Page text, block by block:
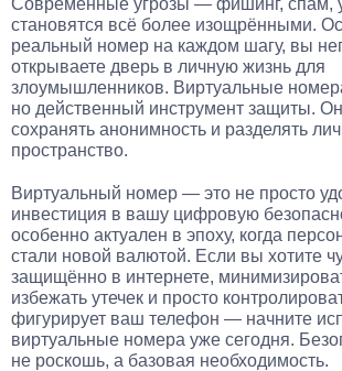
становятся всё более изощрёнными.
реальный номер на каждом шагу, вы
открываете дверь в личную жизнь для
злоумышленников. Виртуальные
но действенный инструмент защиты.
сохранять анонимность и разделять
пространство.
Виртуальный номер — это не просто
инвестиция в вашу цифровую
особенно актуален в эпоху, когда
стали новой валютой. Если вы хотите
защищённо в интернете,
избежать утечек и просто
фигурирует ваш телефон — начните
виртуальные номера уже сегодня.
не роскошь, а базовая необходимость.